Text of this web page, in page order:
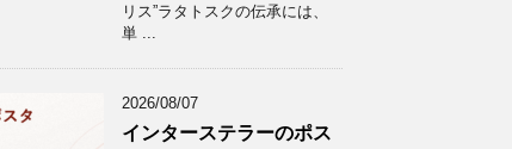
リス”ラタトスクの伝承には、
単 ...
2026/08/07
インターステラーのポス